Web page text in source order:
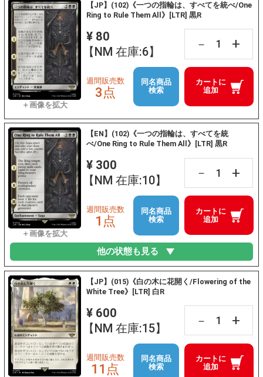
【JP】(102)《一つの指輪は、すべてを統べ/One
Ring to Rule Them All》[LTR] 黒R
¥ 80
【NM 在庫:6】
－ +
カートに
追加
週間販売数
3点
同名商品
検索
【EN】(102)《一つの指輪は、すべてを統
べ/One Ring to Rule Them All》[LTR] 黒R
¥ 300
【NM 在庫:10】
－ +
カートに
追加
週間販売数
1点
同名商品
検索
他の状態も見る
【JP】(015)《白の木に花開く/Flowering of the
White Tree》[LTR] 白R
¥ 600
【NM 在庫:15】
－ +
カートに
追加
週間販売数
11点
同名商品
検索